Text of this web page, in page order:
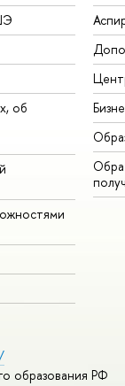
об
образования РФ